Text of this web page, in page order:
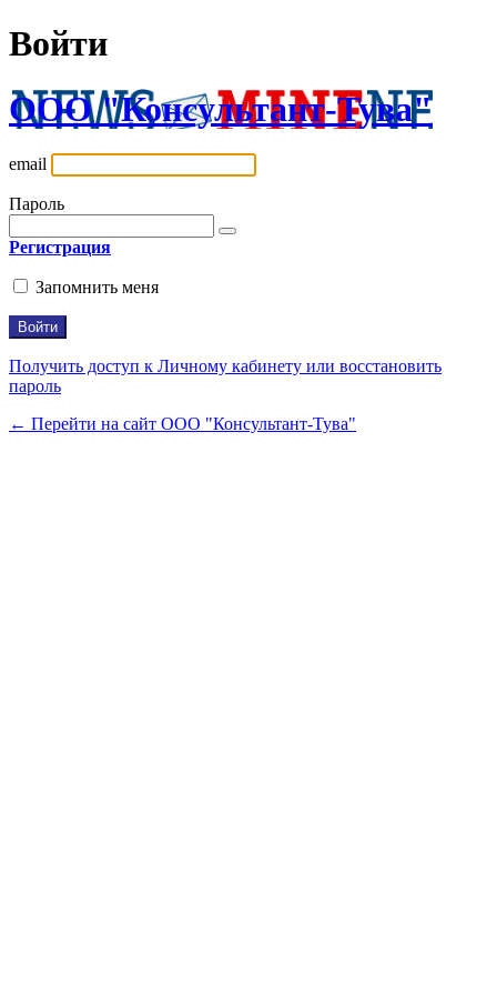
Войти
ООО "Консультант-Тува"
email
Пароль
Регистрация
Запомнить меня
Получить доступ к Личному кабинету или восстановить
пароль
← Перейти на сайт ООО "Консультант-Тува"